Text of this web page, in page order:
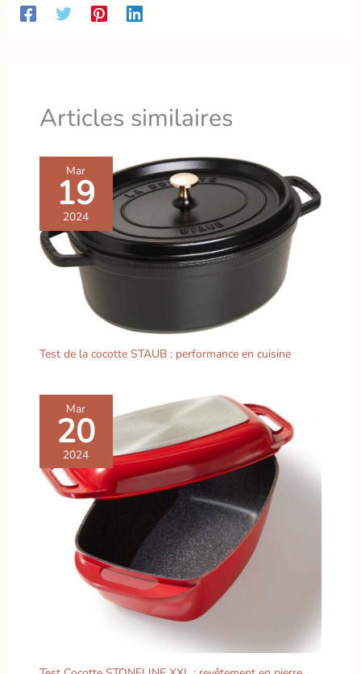
cm Satisfaction garantie à 100 % : Chez Pradel
Articles similaires
Mar
19
2024
Test de la cocotte STAUB : performance en cuisine
Mar
20
2024